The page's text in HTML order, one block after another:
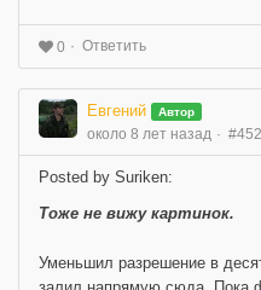
0 Ответить
Евгений Автор
около 8 лет назад
Posted by Suriken:
Тоже не вижу картинок.
Уменьшил разрешение в